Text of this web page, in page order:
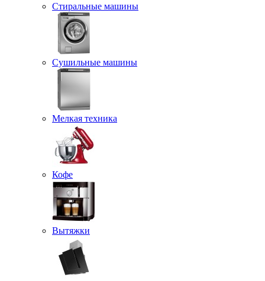
Стиральные машины
Сушильные машины
Мелкая техника
Кофе
Вытяжки